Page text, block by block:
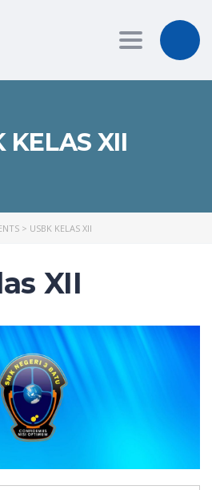
Toggle
KELAS XII
> USBK KELAS XII
XII